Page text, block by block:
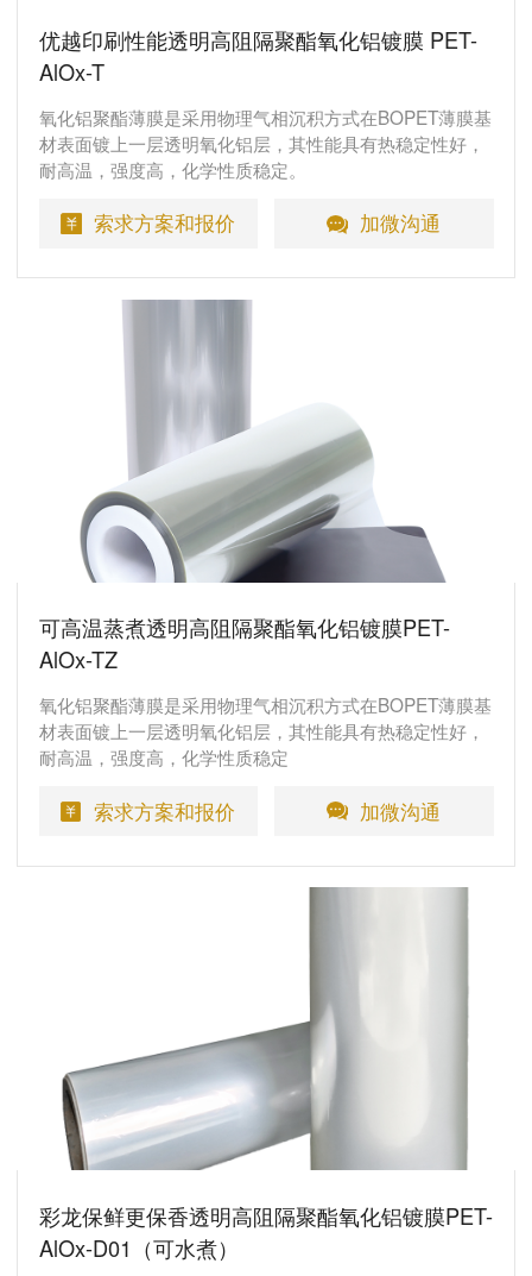
优越印刷性能透明高阻隔聚酯氧化铝镀膜 PET-
AlOx-T
氧化铝聚酯薄膜是采用物理气相沉积方式在BOPET薄膜基
材表面镀上一层透明氧化铝层，其性能具有热稳定性好，
耐高温，强度高，化学性质稳定。
索求方案和报价 加微沟通
可高温蒸煮透明高阻隔聚酯氧化铝镀膜PET-
AlOx-TZ
氧化铝聚酯薄膜是采用物理气相沉积方式在BOPET薄膜基
材表面镀上一层透明氧化铝层，其性能具有热稳定性好，
耐高温，强度高，化学性质稳定
索求方案和报价 加微沟通
彩龙保鲜更保香透明高阻隔聚酯氧化铝镀膜PET-
AlOx-D01（可水煮）